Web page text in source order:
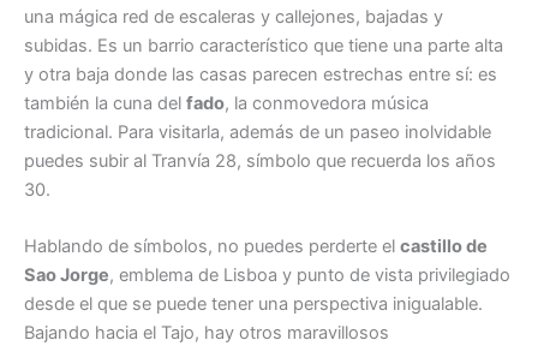
una mágica red de escaleras y callejones, bajadas y
subidas. Es un barrio característico que tiene una parte alta
y otra baja donde las casas parecen estrechas entre sí: es
también la cuna del fado, la conmovedora música
tradicional. Para visitarla, además de un paseo inolvidable
puedes subir al Tranvía 28, símbolo que recuerda los años
30.
Hablando de símbolos, no puedes perderte el castillo de
Sao Jorge, emblema de Lisboa y punto de vista privilegiado
desde el que se puede tener una perspectiva inigualable.
Bajando hacia el Tajo, hay otros maravillosos